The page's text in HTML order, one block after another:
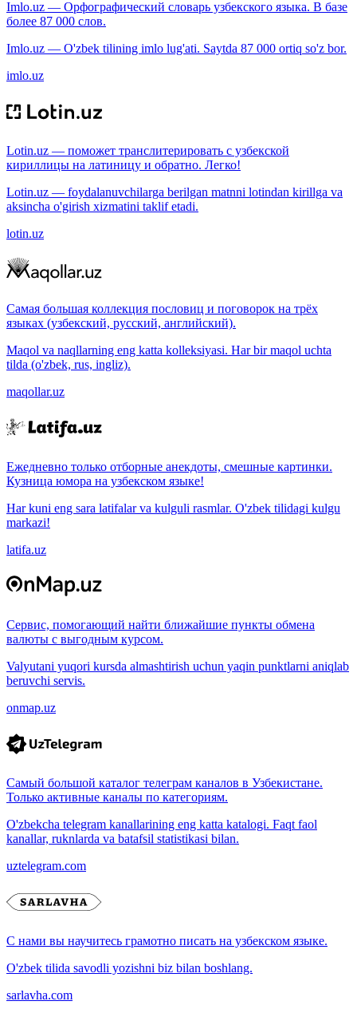
Imlo.uz — Орфографический словарь узбекского языка. В базе
более 87 000 слов.
Imlo.uz — O'zbek tilining imlo lug'ati. Saytda 87 000 ortiq so'z bor.
imlo.uz
Lotin.uz — поможет транслитерировать с узбекской
кириллицы на латиницу и обратно. Легко!
Lotin.uz — foydalanuvchilarga berilgan matnni lotindan kirillga va
aksincha o'girish xizmatini taklif etadi.
lotin.uz
Самая большая коллекция пословиц и поговорок на трёх
языках (узбекский, русский, английский).
Maqol va naqllarning eng katta kolleksiyasi. Har bir maqol uchta
tilda (o'zbek, rus, ingliz).
maqollar.uz
Ежедневно только отборные анекдоты, смешные картинки.
Кузница юмора на узбекском языке!
Har kuni eng sara latifalar va kulguli rasmlar. O'zbek tilidagi kulgu
markazi!
latifa.uz
Сервис, помогающий найти ближайшие пункты обмена
валюты с выгодным курсом.
Valyutani yuqori kursda almashtirish uchun yaqin punktlarni aniqlab
beruvchi servis.
onmap.uz
Самый большой каталог телеграм каналов в Узбекистане.
Только активные каналы по категориям.
O'zbekcha telegram kanallarining eng katta katalogi. Faqt faol
kanallar, ruknlarda va batafsil statistikasi bilan.
uztelegram.com
С нами вы научитесь грамотно писать на узбекском языке.
O'zbek tilida savodli yozishni biz bilan boshlang.
sarlavha.com